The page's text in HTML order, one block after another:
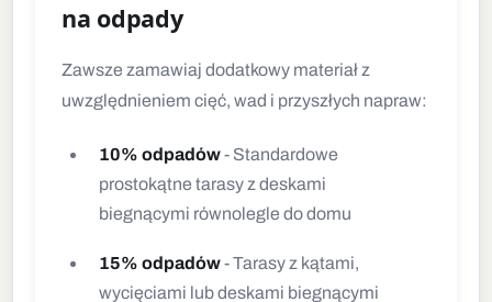
na odpady
Zawsze zamawiaj dodatkowy materiał z
uwzględnieniem cięć, wad i przyszłych napraw:
10% odpadów- Standardowe
prostokątne tarasy z deskami
biegnącymi równolegle do domu
15% odpadów- Tarasy z kątami,
wycięciami lub deskami biegnącymi